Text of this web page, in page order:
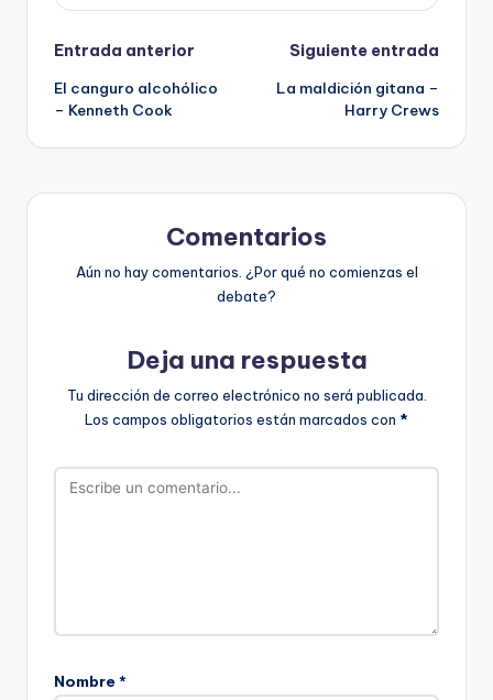
Navegación
de
entradas
Entrada anterior
El canguro alcohólico
– Kenneth Cook
Siguiente entrada
La maldición gitana –
Harry Crews
Comentarios
Aún no hay comentarios. ¿Por qué no comienzas el
debate?
Deja una respuesta
Tu dirección de correo electrónico no será publicada.
Los campos obligatorios están marcados con *
Nombre *